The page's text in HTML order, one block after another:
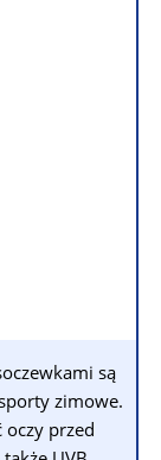
są
zimowe.
oczy przed